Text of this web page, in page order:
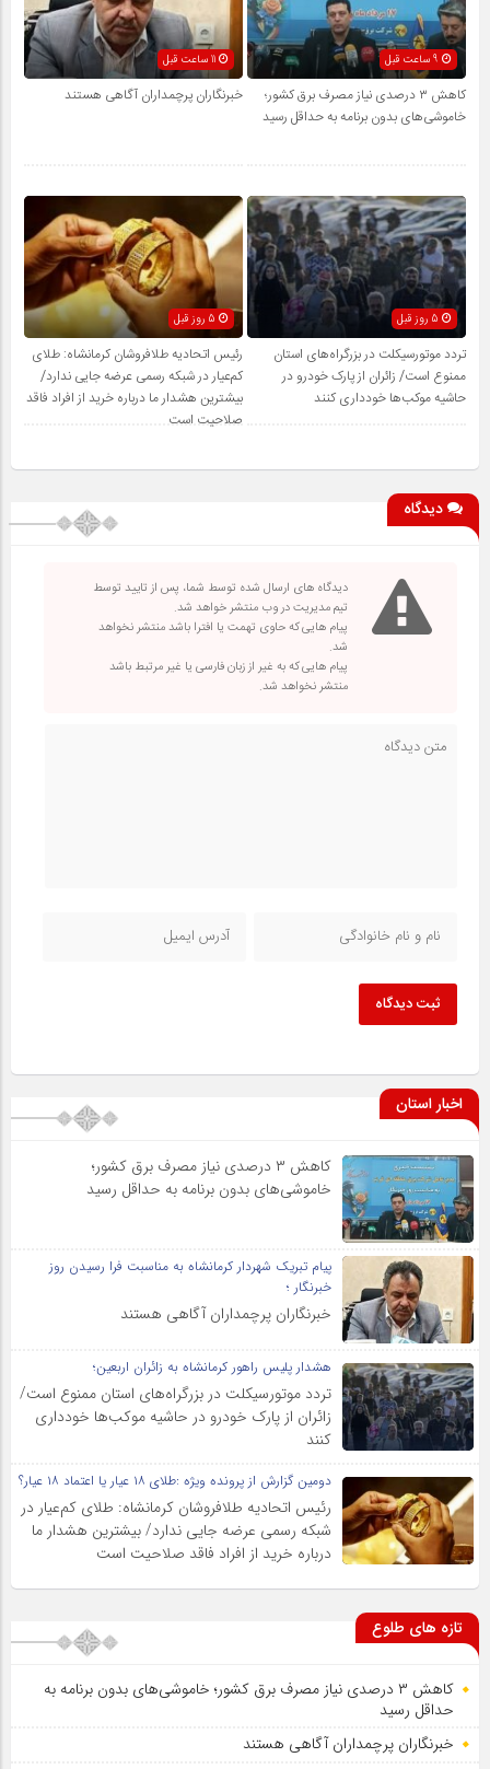
کاهش ۳ درصدی نیاز مصرف برق کشور؛
خاموشی‌های بدون برنامه به حداقل رسید
خبرنگاران پرچمداران آگاهی هستند
تردد موتورسیکلت در بزرگراه‌های استان
ممنوع است/ زائران از پارک خودرو در
حاشیه موکب‌ها خودداری کنند
رئیس اتحادیه طلافروشان کرمانشاه: طلای
کم‌عیار در شبکه رسمی عرضه جایی ندارد/
بیشترین هشدار ما درباره خرید از افراد فاقد
صلاحیت است
دیدگاه
دیدگاه های ارسال شده توسط شما، پس از تایید توسط
تیم مدیریت در وب منتشر خواهد شد.
پیام هایی که حاوی تهمت یا افترا باشد منتشر نخواهد
شد.
پیام هایی که به غیر از زبان فارسی یا غیر مرتبط باشد
منتشر نخواهد شد.
ثبت دیدگاه
اخبار استان
کاهش ۳ درصدی نیاز مصرف برق کشور؛
خاموشی‌های بدون برنامه به حداقل رسید
پیام تبریک شهردار کرمانشاه به مناسبت فرا رسیدن روز
خبرنگار ؛
خبرنگاران پرچمداران آگاهی هستند
هشدار پلیس راهور کرمانشاه به زائران اربعین؛
تردد موتورسیکلت در بزرگراه‌های استان ممنوع است/
زائران از پارک خودرو در حاشیه موکب‌ها خودداری
کنند
دومین گزارش از پرونده ویژه :طلای ۱۸ عیار یا اعتماد ۱۸ عیار؟
رئیس اتحادیه طلافروشان کرمانشاه: طلای کم‌عیار در
شبکه رسمی عرضه جایی ندارد/ بیشترین هشدار ما
درباره خرید از افراد فاقد صلاحیت است
تازه های طلوع
کاهش ۳ درصدی نیاز مصرف برق کشور؛ خاموشی‌های بدون برنامه به
حداقل رسید
خبرنگاران پرچمداران آگاهی هستند